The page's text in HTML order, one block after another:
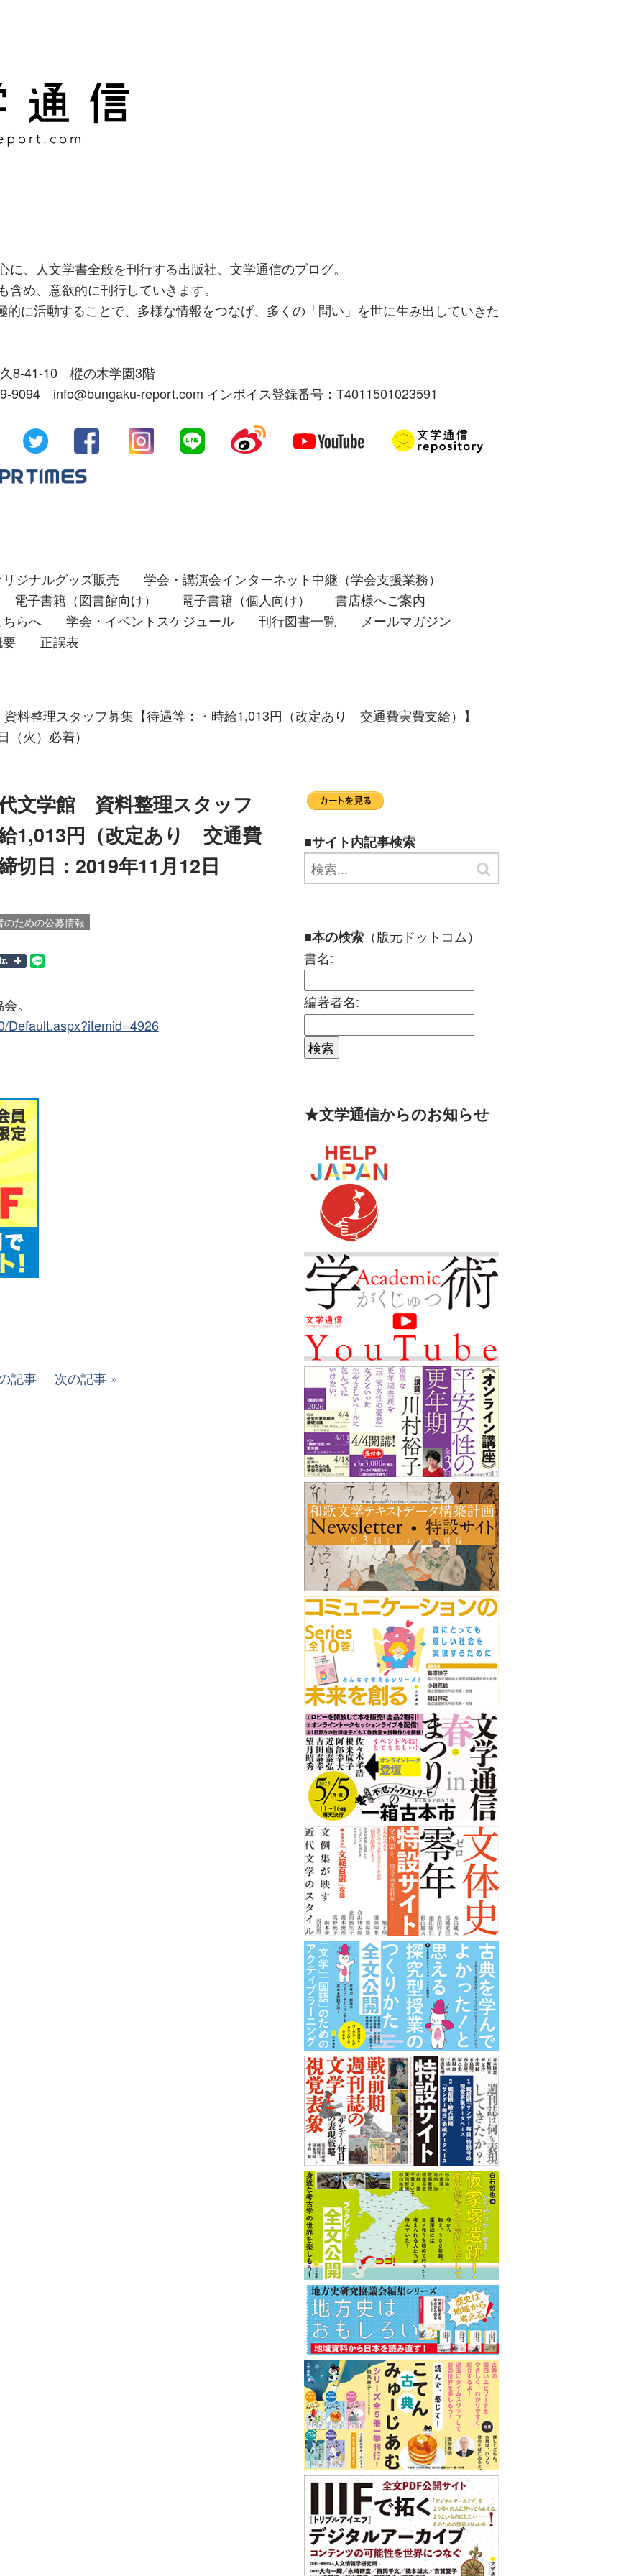
、人文学書全般を刊行する出版社、文学通信のブログ。
め、意欲的に刊行していきます。
に活動することで、多様な情報をつなげ、多くの「問い」を世に生み出していきた
8-41-10 樅の木学園3階
9094 info@bungaku-report.com インボイス登録番号：T4011501023591
ジナルグッズ販売
学会・講演会インターネット中継（学会支援業務）
電子書籍（図書館向け）
電子書籍（個人向け）
書店様へご案内
らへ
学会・イベントスケジュール 刊行図書一覧
メールマガジン
正誤表
料整理スタッフ募集【待遇等：・時給1,013円（改定あり 交通費実費支給）】
火）必着）
文学館 資料整理スタッフ
1,013円（改定あり 交通費
切日：2019年11月12日
のための公募情報
。
Default.aspx?itemid=4926
記事 次の記事
■サイト内記事検索
■本の検索（版元ドットコム）
書名:
編著者名:
★文学通信からのお知らせ